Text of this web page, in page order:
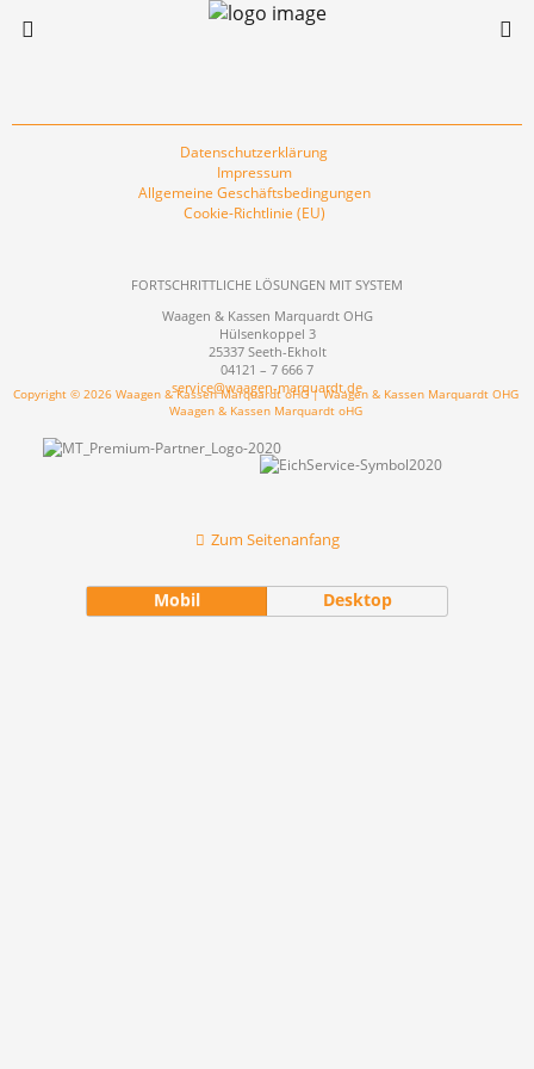
Datenschutzerklärung
Impressum
Allgemeine Geschäftsbedingungen
Cookie-Richtlinie (EU)
FORTSCHRITTLICHE LÖSUNGEN MIT SYSTEM
Waagen & Kassen Marquardt OHG
Hülsenkoppel 3
25337 Seeth-Ekholt
04121 – 7 666 7
service@waagen-marquardt.de
Copyright © 2026 Waagen & Kassen Marquardt oHG | Waagen & Kassen Marquardt OHG
Waagen & Kassen Marquardt oHG
Zum Seitenanfang
Mobil Desktop